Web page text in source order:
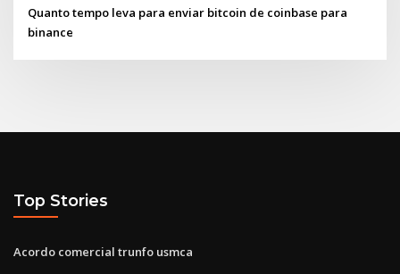
Quanto tempo leva para enviar bitcoin de coinbase para
binance
Top Stories
Acordo comercial trunfo usmca